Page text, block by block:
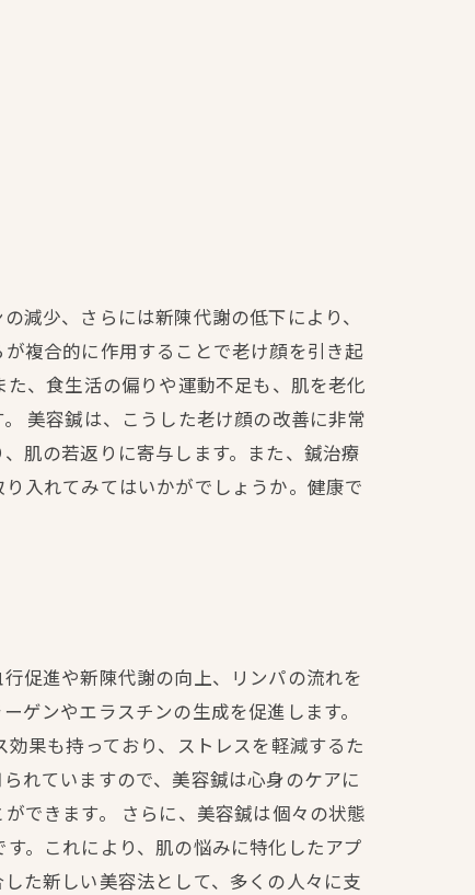
減少、さらには新陳代謝の低下により、
複合的に作用することで老け顔を引き起
、食生活の偏りや運動不足も、肌を老化
美容鍼は、こうした老け顔の改善に非常
肌の若返りに寄与します。また、鍼治療
入れてみてはいかがでしょうか。健康で
促進や新陳代謝の向上、リンパの流れを
ゲンやエラスチンの生成を促進します。
果も持っており、ストレスを軽減するた
れていますので、美容鍼は心身のケアに
できます。 さらに、美容鍼は個々の状態
。これにより、肌の悩みに特化したアプ
た新しい美容法として、多くの人々に支